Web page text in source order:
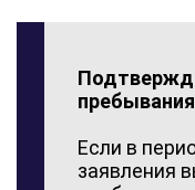
Если в
заявления